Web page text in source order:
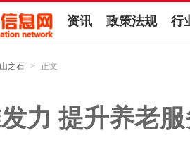
资讯 政策法规 行
之石 > 正文
力 提升养老